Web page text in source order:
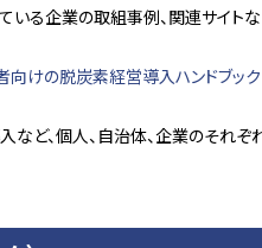
る企業の取組事例、関連サイトな
向けの脱炭素経営導入ハンドブック
ど、個人、自治体、企業のそれ